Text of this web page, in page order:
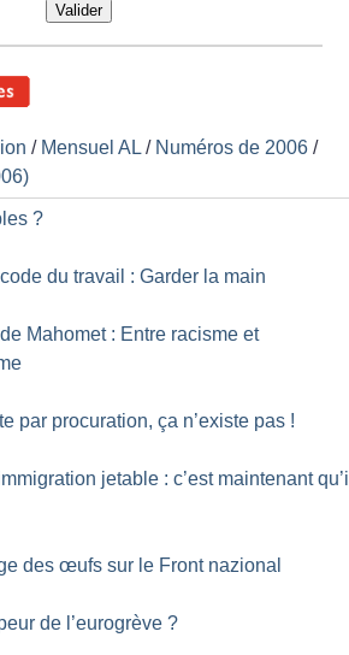
Valider
/ Mensuel AL / Numéros de 2006 /
?
du travail : Garder la main
Mahomet : Entre racisme et
par procuration, ça n’existe pas !
jetable : c’est maintenant
des œufs sur le Front nazional
de l’eurogrève ?